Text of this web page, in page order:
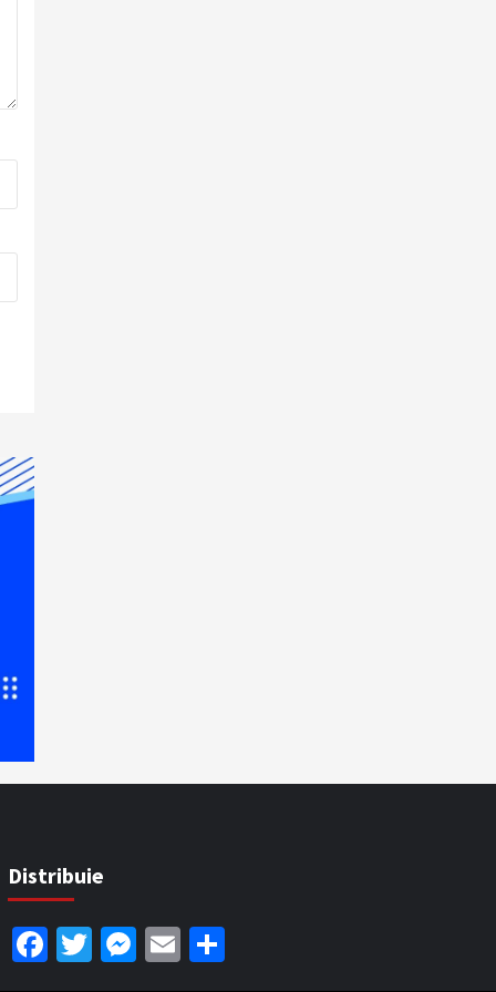
Distribuie
Facebook
Twitter
Messenger
EmailPartajează